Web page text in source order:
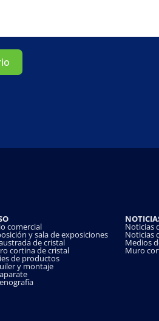
comercial
y sala de exposiciones
de cristal
cortina de cristal
de productos
y montaje
Noticias
Noticias
Medios
Muro